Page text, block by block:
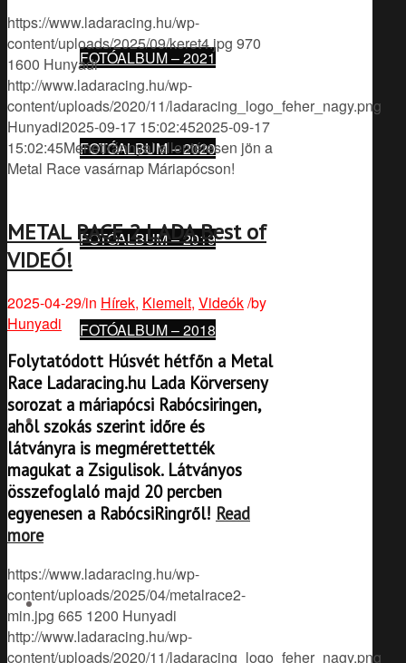
FOTÓALBUM – 2021
FOTÓALBUM – 2020
FOTÓALBUM – 2019
FOTÓALBUM – 2018
VIDEÓK
SHOP
ŐK AZOK
https://www.ladaracing.hu/wp-
content/uploads/2025/09/keret4.jpg 970
1600 Hunyadi
http://www.ladaracing.hu/wp-
content/uploads/2020/11/ladaracing_logo_feher_nagy.png
Hunyadi2025-09-17 15:02:452025-09-17
15:02:45Menetiránnyal ellentétesen jön a
Metal Race vasárnap Máriapócson!
METAL RACE 2 LADA Best of
VIDEÓ!
2025-04-29/in Hírek, Kiemelt, Videók/by
Hunyadi
Folytatódott Húsvét hétfőn a Metal
Race Ladaracing.hu Lada Körverseny
sorozat a máriapócsi Rabócsiringen,
ahol szokás szerint időre és
látványra is megmérettették
magukat a Zsigulisok. Látványos
összefoglaló majd 20 percben
egyenesen a RabócsiRingről! Read
more
https://www.ladaracing.hu/wp-
content/uploads/2025/04/metalrace2-
min.jpg 665 1200 Hunyadi
http://www.ladaracing.hu/wp-
content/uploads/2020/11/ladaracing_logo_feher_nagy.png